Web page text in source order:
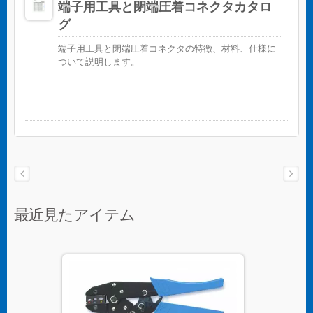
端子用工具と閉端圧着コネクタカタロ
グ
端子用工具と閉端圧着コネクタの特徴、材料、仕様に
ついて説明します。
最近見たアイテム